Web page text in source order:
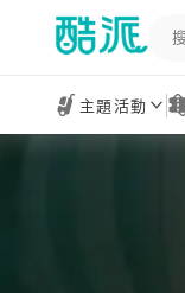
主題活動